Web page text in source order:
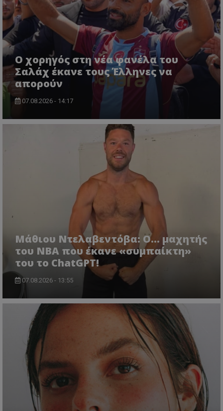
Ο χορηγός στη νέα φανέλα του
Σαλάχ έκανε τους Έλληνες να
απορούν
07.08.2026 - 14:17
Μάθιου Ντελαβεντόβα: Ο… μαχητής
του NBA που έκανε «συμπαίκτη»
του το ChatGPT!
07.08.2026 - 13:55